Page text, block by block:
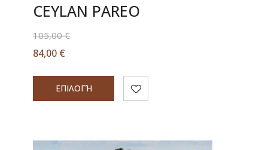
CEYLAN PAREO
105,00€
84,00 €
ΕΠΙΛΟΓΉ